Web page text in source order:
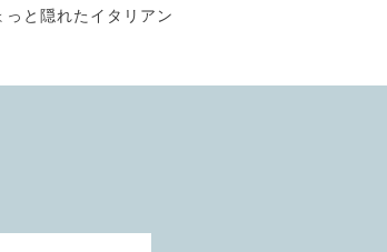
っと隠れたイタリアン